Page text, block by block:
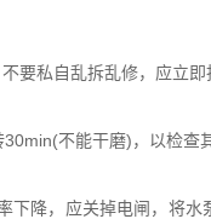
私自乱拆乱修，应立即
不能干磨)，以检查
降，应关掉电闸，将水